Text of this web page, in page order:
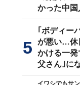
かった中
｢ボディー
が悪い…休
かける一
父さん｣に
イワシでもサ